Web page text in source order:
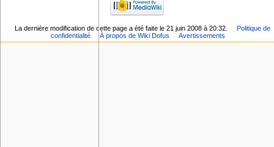
La dernière modification de cette page a été faite le 21 juin 2008 à 20:32.
Politique de
confidentialité
À propos de Wiki Dofus Avertissements